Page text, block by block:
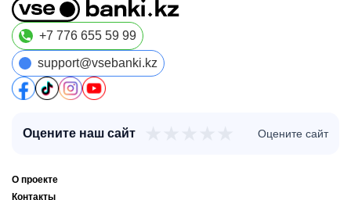
+7 776 655 59 99
support@vsebanki.kz
Оцените наш сайт Оцените сайт
О проекте
Контакты